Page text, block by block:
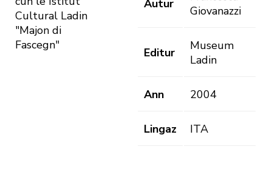
Cultural Ladin
"Majon di
Fascegn"
Autur
Giovanazzi
Editur
Museum
Ladin
Ann 2004
Lingaz ITA